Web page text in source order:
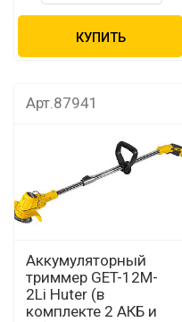
КУПИТЬ
Арт.87941
Аккумуляторный
триммер GET-12M-
2Li Huter (в
комплекте 2 АКБ и